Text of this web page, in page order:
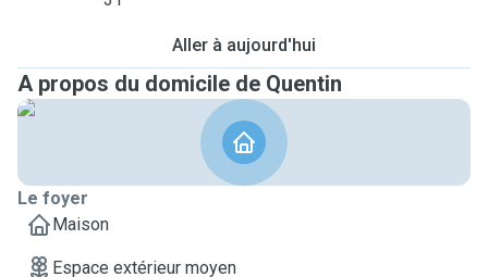
Aller à aujourd'hui
A propos du domicile de Quentin
Le foyer
Maison
Espace extérieur moyen